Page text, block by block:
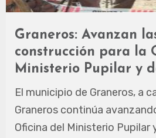
Graneros: Avanzan
construcción para la
Ministerio Pupilar y
El municipio de Graneros, a
Graneros continúa
Oficina del Ministerio Pupilar